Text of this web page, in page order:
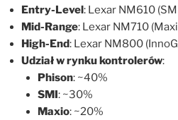
Entry-Level: Lexar NM610
Mid-Range: Lexar NM710
High-End: Lexar NM800
Udział w rynku kontrolerów:
Phison: ~40%
SMI: ~30%
Maxio: ~20%